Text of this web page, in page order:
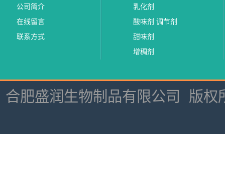
公司简介
在线留言
联系方式
乳化剂
酸味剂 调节剂
甜味剂
增稠剂
合肥盛润生物制品有限公司 版权